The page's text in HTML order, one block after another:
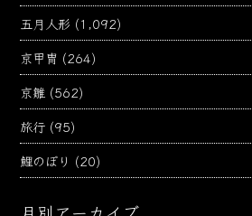
五月人形 (1,092)
京甲冑 (264)
京雛 (562)
旅行 (95)
鯉のぼり (20)